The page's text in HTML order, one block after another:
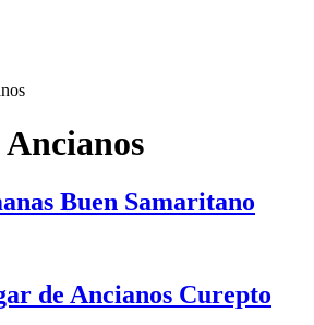
Ancianos
Buen Samaritano
de Ancianos Curepto